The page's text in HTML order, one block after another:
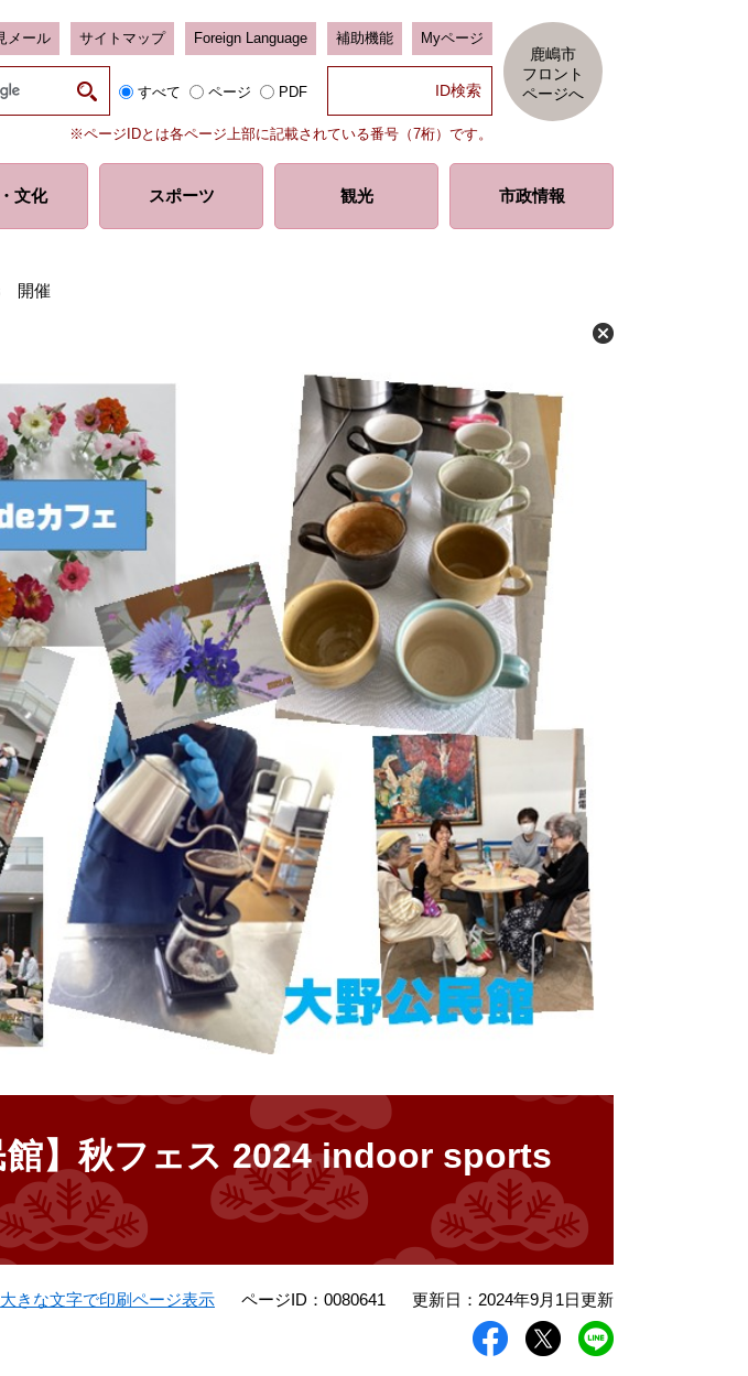
メール サイトマップ Foreign Language 補助機能 Myページ
すべて ページ PDF
※ページIDとは各ページ上部に記載されている番号（7桁）です。
鹿嶋市
フロント
ページへ
文化 スポーツ 観光 市政情報
開催
館】秋フェス 2024 indoor sports
大きな文字で印刷ページ表示 ページID：0080641 更新日：2024年9月1日更新